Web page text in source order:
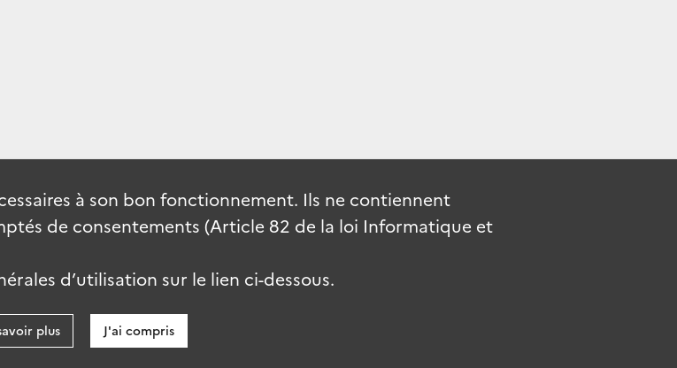
à son bon fonctionnement. Ils ne contiennent
de consentements (Article 82 de la loi Informatique et
d’utilisation sur le lien ci-dessous.
plus J'ai compris